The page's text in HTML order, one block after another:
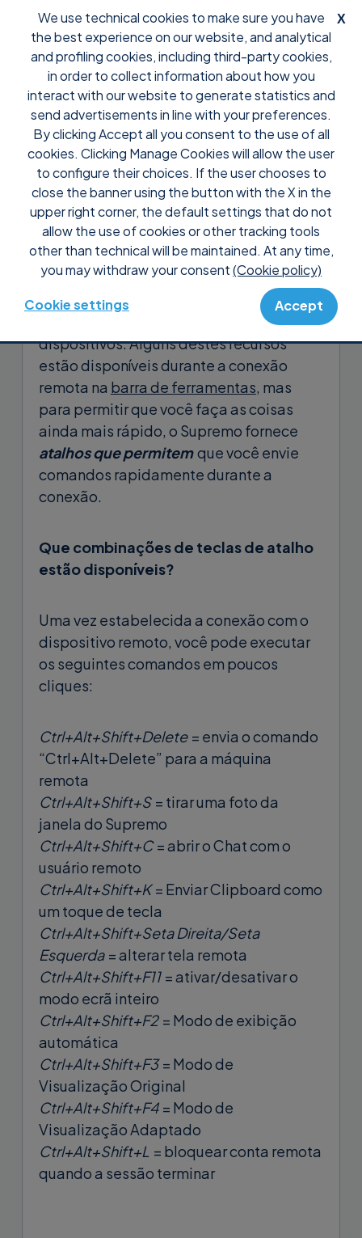
X
We use technical cookies to make sure you have
the best experience on our website, and analytical
and profiling cookies, including third-party cookies,
in order to collect information about how you
interact with our website to generate statistics and
send advertisements in line with your preferences.
By clicking Accept all you consent to the use of all
cookies. Clicking Manage Cookies will allow the user
to configure their choices. If the user chooses to
close the banner using the button with the X in the
upper right corner, the default settings that do not
allow the use of cookies or other tracking tools
other than technical will be maintained. At any time,
you may withdraw your consent(Cookie policy)
Cookie settings Accept
Support Tutoriais
Como usar algumas das
funcionalidades do Supremo
através de teclas de atalho
A Supremo oferece uma vasta gama de
funcionalidades que lhe permitem ligar-
se e prestar assistência rápida e
facilmente de e para uma variedade de
dispositivos. Alguns destes recursos
estão disponíveis durante a conexão
remota na barra de ferramentas, mas
para permitir que você faça as coisas
ainda mais rápido, o Supremo fornece
atalhos que permitemque você envie
comandos rapidamente durante a
conexão.
Que combinações de teclas de atalho
estão disponíveis?
Uma vez estabelecida a conexão com o
dispositivo remoto, você pode executar
os seguintes comandos em poucos
cliques:
Ctrl+Alt+Shift+Delete = envia o comando
“Ctrl+Alt+Delete” para a máquina
remota
Ctrl+Alt+Shift+S = tirar uma foto da
janela do Supremo
Ctrl+Alt+Shift+C= abrir o Chat com o
usuário remoto
Ctrl+Alt+Shift+K= Enviar Clipboard como
um toque de tecla
Ctrl+Alt+Shift+Seta Direita/Seta
Esquerda = alterar tela remota
Ctrl+Alt+Shift+F11 = ativar/desativar o
modo ecrã inteiro
Ctrl+Alt+Shift+F2 = Modo de exibição
automática
Ctrl+Alt+Shift+F3= Modo de
Visualização Original
Ctrl+Alt+Shift+F4 = Modo de
Visualização Adaptado
Ctrl+Alt+Shift+L = bloquear conta remota
quando a sessão terminar